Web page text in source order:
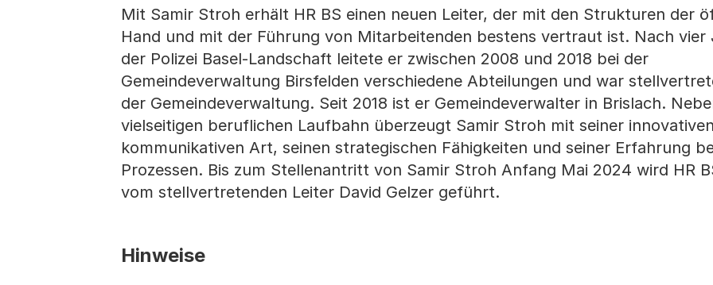
Mit Samir Stroh erhält HR BS einen neuen Leiter, der mit den Strukturen der
Hand und mit der Führung von Mitarbeitenden bestens vertraut ist. Nach vier
der Polizei Basel-Landschaft leitete er zwischen 2008 und 2018 bei der
Gemeindeverwaltung Birsfelden verschiedene Abteilungen und war
der Gemeindeverwaltung. Seit 2018 ist er Gemeindeverwalter in Brislach.
vielseitigen beruflichen Laufbahn überzeugt Samir Stroh mit seiner
kommunikativen Art, seinen strategischen Fähigkeiten und seiner Erfahrung
Prozessen. Bis zum Stellenantritt von Samir Stroh Anfang Mai 2024 wird HR
vom stellvertretenden Leiter David Gelzer geführt.
Hinweise